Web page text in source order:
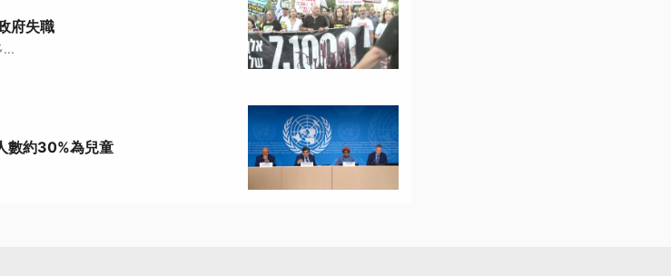
府失職
...
數約30%為兒童